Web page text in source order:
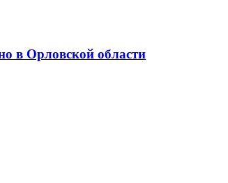
в Орловской области